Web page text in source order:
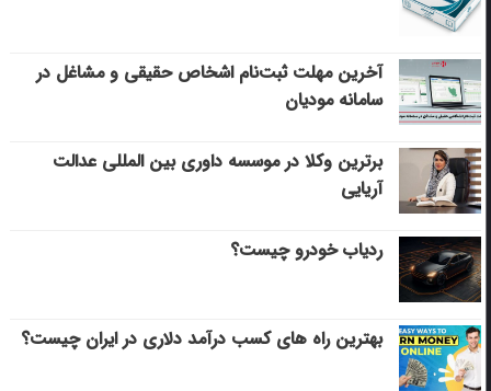
آخرین مهلت ثبت‌نام اشخاص حقیقی و مشاغل در
سامانه مودیان
برترین وکلا در موسسه داوری بین المللی عدالت
آریایی
ردیاب خودرو چیست؟
بهترین راه های کسب درآمد دلاری در ایران چیست؟